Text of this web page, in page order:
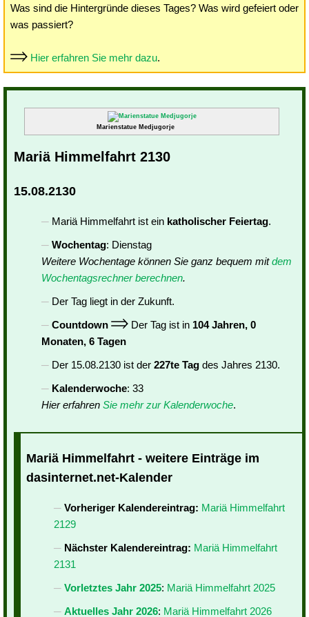
Was sind die Hintergründe dieses Tages? Was wird gefeiert oder
was passiert?
Hier erfahren Sie mehr dazu.
Marienstatue Medjugorje
Mariä Himmelfahrt 2130
15.08.2130
Mariä Himmelfahrt ist ein katholischer Feiertag.
Wochentag: Dienstag
Weitere Wochentage können Sie ganz bequem mitdem
Wochentagsrechner berechnen.
Der Tag liegt in der Zukunft.
Countdown
Der Tag ist in 104 Jahren, 0
Monaten, 6 Tagen
Der 15.08.2130 ist der 227te Tag des Jahres 2130.
Kalenderwoche: 33
Hier erfahren Sie mehr zur Kalenderwoche.
Mariä Himmelfahrt - weitere Einträge im
dasinternet.net-Kalender
Vorheriger Kalendereintrag: Mariä Himmelfahrt
2129
Nächster Kalendereintrag: Mariä Himmelfahrt
2131
Vorletztes Jahr 2025: Mariä Himmelfahrt 2025
Aktuelles Jahr 2026: Mariä Himmelfahrt 2026